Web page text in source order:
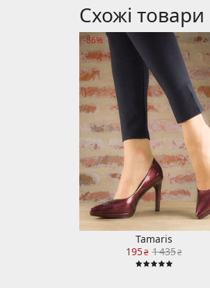
Схожі товари
-86%
Tamaris
195₴ 1 435₴